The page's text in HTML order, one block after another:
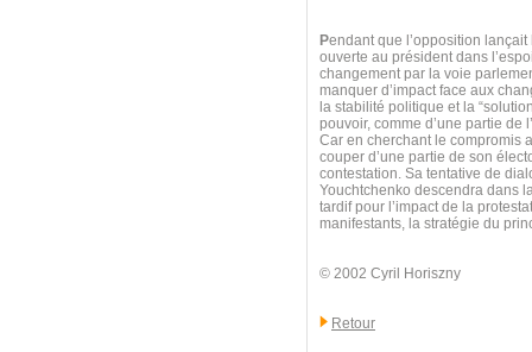
Pendant que l’opposition
ouverte au président dans
changement par la voie
manquer d’impact face aux
la stabilité politique et la
pouvoir, comme d’une partie de
Car en cherchant le compromis
couper d’une partie de son
contestation. Sa tentative de
Youchtchenko descendra dans
tardif pour l’impact de la
manifestants, la stratégie du
© 2002 Cyril Horiszny
Retour